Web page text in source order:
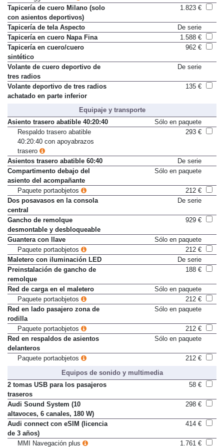
#untaggable edition
8.650 €
Tapicería de cuero Milano (solo
con asientos deportivos)
Tapicería de tela Aspecto
De serie
Tapicería en cuero Napa Fina
1.588 €
Tapicería en cuero/cuero
sintético
Volante de cuero deportivo de
tres radios
Volante deportivo de tres radios
Equipaje y transporte
Asiento trasero abatible 40:20:40
Sólo en paquete
Respaldo trasero abatible
40:20:40 con apoyabrazos
trasero
Asientos trasero abatible 60:40
De serie
Compartimento debajo del
asiento del acompañante
Paquete portaobjetos
212 €
Dos posavasos en la consola
central
Gancho de remolque
desmontable y desbloqueable
Guantera con llave
Sólo en paquete
Paquete portaobjetos
212 €
Maletero con iluminación LED
De serie
Preinstalación de gancho de
remolque
Red de carga en el maletero
Sólo en paquete
Paquete portaobjetos
212 €
Red en lado pasajero zona de
rodilla
Paquete portaobjetos
212 €
Red en respaldos de asientos
delanteros
Equipos de sonido y multimedia
2 tomas USB para los pasajeros
traseros
Audi Sound System (10
altavoces, 6 canales, 180 W)
Audi connect con eSIM (licencia
de 3 años)